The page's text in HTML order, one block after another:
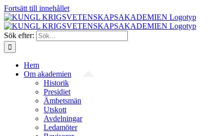
Fortsätt till innehållet
Sök efter:
Hem
Om akademien
Historik
Presidiet
Ämbetsmän
Utskott
Avdelningar
Ledamöter